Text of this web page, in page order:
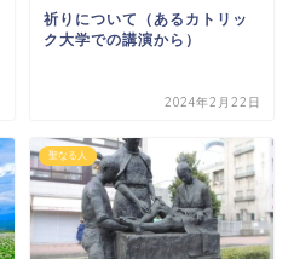
祈りについて（あるカトリッ
ク大学での講演から）
2024年2月22日
聖なる人